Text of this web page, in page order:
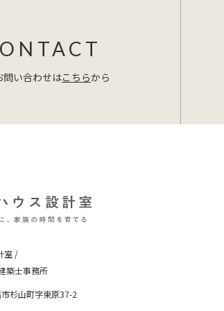
問い合わせはこちらから
室 /
築士事務所
杉山町字東原37-2